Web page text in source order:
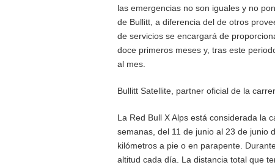
las emergencias no son iguales y no
de Bullitt, a diferencia del de otros
de servicios se encargará de
doce primeros meses y, tras este
al mes.
Bullitt Satellite, partner oficial de la
La Red Bull X Alps está considerada la
semanas, del 11 de junio al 23 de junio
kilómetros a pie o en parapente.
altitud cada día. La distancia total que